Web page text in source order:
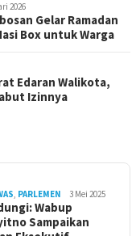
2026
Gelar Ramadan
Box untuk Warga
Edaran Walikota,
Izinnya
, PARLEMEN 3 Mei 2025
Wabup
Sampaikan